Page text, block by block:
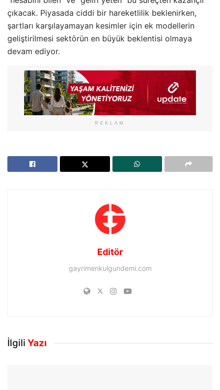
çıkacak. Piyasada ciddi bir hareketlilik beklenirken,
şartları karşılayamayan kesimler için ek modellerin
geliştirilmesi sektörün en büyük beklentisi olmaya
devam ediyor.
REKLAM
Editör
gayrimenkulgundemi.com
İlgili Yazı